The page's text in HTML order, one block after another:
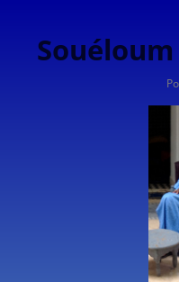
Souéloum